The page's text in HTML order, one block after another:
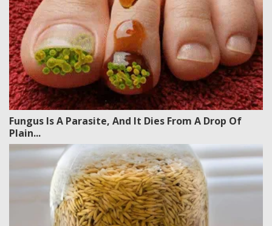
Fungus Is A Parasite, And It Dies From A Drop Of
Plain...